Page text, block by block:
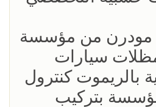
مودرن من مؤسسة
مظلات سيارات
بالريموت كنترول
بتركيب